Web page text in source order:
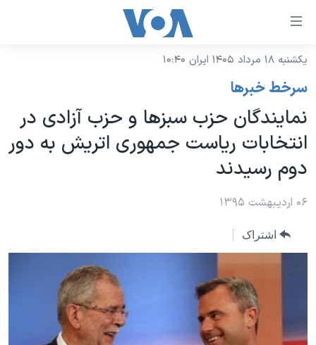
لینکهای
دسترسی
جهش
محتوای
اصلی
جهش
صفحه
جهش
به
نسخه سبک وب‌سایت
موضوع ها
ایران
آمریکا
جهان
ورزشی
گزیده‌ها
ویژه برنامه‌ها
فرهنگ و زندگی
برنامه های تلویزیونی
جدول برنامه ها
صفحه‌های ویژه
جام جهانی ۲۰۲۶
عملیات خشم حماسی
بایگانی برنامه‌های تلویزیونی
فرکانس‌های صدای آمریکا
پخش رادیویی
یادگیری زبان انگلیسی
دنبال کنید
یکشنبه ۱۸ مرداد ۱۴۰۵ ایران ۱۰:۴۰
سرخط خبرها
نمایندگان حزب سبزها و حزب آزادی در
انتخابات ریاست جمهوری اتریش به دور
دوم رسیدند
۰۶ اردیبهشت ۱۳۹۵
اشتراک